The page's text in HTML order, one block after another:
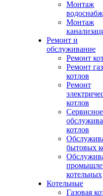
Монтаж
Монтаж
Ремонт и
обслуживание
Ремонт
Ремонт
котлов
Ремонт
котлов
Сервисное
котлов
бытовых
котельных
Котельные
Газовая